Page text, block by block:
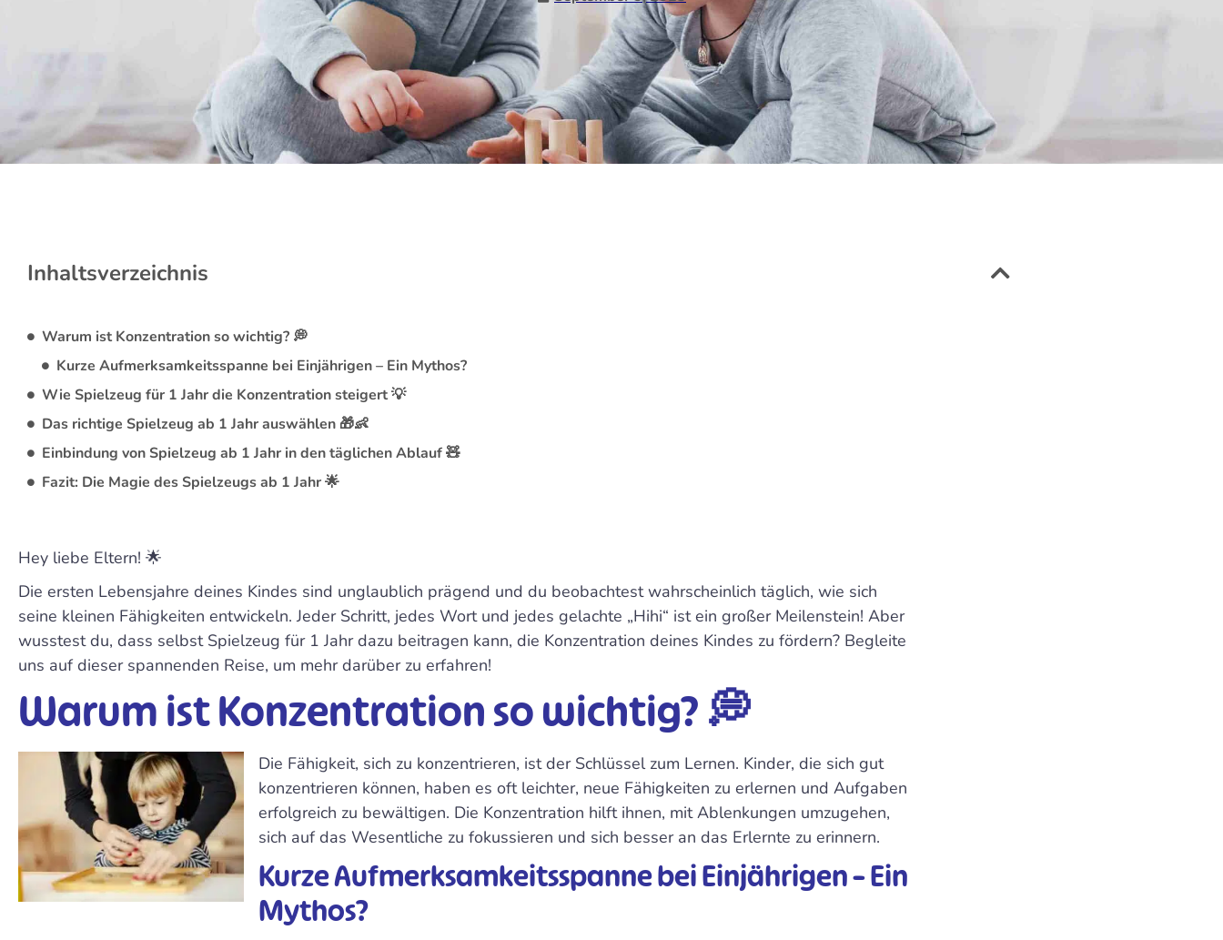
Inhaltsverzeichnis
Warum ist Konzentration so wichtig? 💭
Kurze Aufmerksamkeitsspanne bei Einjährigen – Ein Mythos?
Wie Spielzeug für 1 Jahr die Konzentration steigert 💡
Das richtige Spielzeug ab 1 Jahr auswählen 🎁👶
Einbindung von Spielzeug ab 1 Jahr in den täglichen Ablauf 🧸
Fazit: Die Magie des Spielzeugs ab 1 Jahr 🌟
Hey liebe Eltern! 🌟
Die ersten Lebensjahre deines Kindes sind unglaublich prägend und du beobachtest wahrscheinlich täglich, wie sich
seine kleinen Fähigkeiten entwickeln. Jeder Schritt, jedes Wort und jedes gelachte „Hihi“ ist ein großer Meilenstein! Aber
wusstest du, dass selbst Spielzeug für 1 Jahr dazu beitragen kann, die Konzentration deines Kindes zu fördern? Begleite
uns auf dieser spannenden Reise, um mehr darüber zu erfahren!
Warum ist Konzentration so wichtig? 💭
Die Fähigkeit, sich zu konzentrieren, ist der Schlüssel zum Lernen. Kinder, die sich gut
konzentrieren können, haben es oft leichter, neue Fähigkeiten zu erlernen und Aufgaben
erfolgreich zu bewältigen. Die Konzentration hilft ihnen, mit Ablenkungen umzugehen,
sich auf das Wesentliche zu fokussieren und sich besser an das Erlernte zu erinnern.
Kurze Aufmerksamkeitsspanne bei Einjährigen – Ein
Mythos?